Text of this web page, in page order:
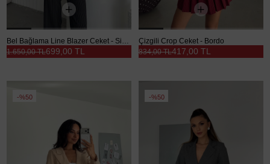
699,00 TL
1.650,00 TL
Çizgili Crop Ceket - Bordo
417,00 TL
834,00 TL
%50 %50